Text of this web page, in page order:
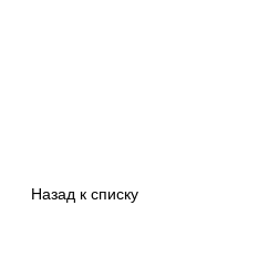
Назад к списку